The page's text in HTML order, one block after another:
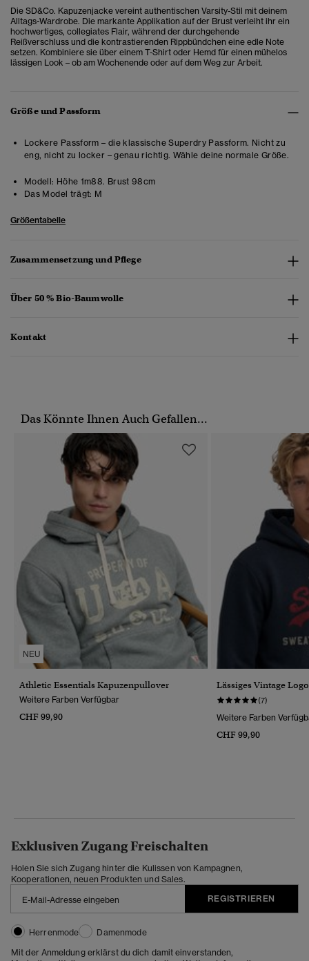
Die SD&Co. Kapuzenjacke vereint authentischen Varsity-Stil mit deinem
Alltags-Wardrobe. Die markante Applikation auf der Brust verleiht ihr ein
hochwertiges, collegiates Flair, während der durchgehende
Reißverschluss und die kontrastierenden Rippbündchen eine edle Note
setzen. Kombiniere sie über einem T-Shirt oder Hemd für einen mühelos
lässigen Look – ob am Wochenende oder auf dem Weg zur Arbeit.
Größe und Passform
Lockere Passform – die klassische Superdry Passform. Nicht zu
eng, nicht zu locker – genau richtig. Wähle deine normale Größe.
Modell: Höhe 1m88. Brust 98cm
Das Model trägt: M
Größentabelle
Zusammensetzung und Pflege
Über 50 % Bio-Baumwolle
Kontakt
Das Könnte Ihnen Auch Gefallen...
NEU
Athletic Essentials Kapuzenpullover
Weitere Farben Verfügbar
CHF 99,90
Lässiges Vintage
(7)
Weitere Farben
CHF 99,90
Exklusiven Zugang Freischalten
Holen Sie sich Zugang hinter die Kulissen von Kampagnen,
Kooperationen, neuen Produkten und Sales.
REGISTRIEREN
Herrenmode
Damenmode
Mit der Anmeldung erklärst du dich damit einverstanden,